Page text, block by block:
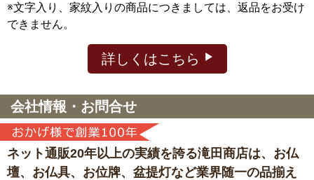
※文字入り、家紋入りの商品につきましては、返品をお受け
できません。
詳しくはこちら
会社情報・お問合せ
ネット通販20年以上の実績を誇る滝田商店は、 お仏
壇、お仏具、お位牌、盆提灯など業界随一の品揃え